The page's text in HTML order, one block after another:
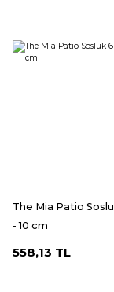
The Mia Patio
- 10 cm
558,13 TL